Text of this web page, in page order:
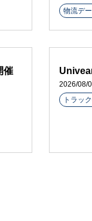
物流デ
催
2026/08/
トラッ